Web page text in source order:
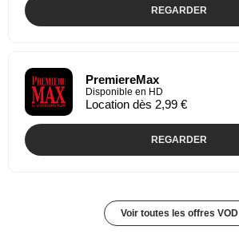
REGARDER
PremiereMax
Disponible en HD
Location dès 2,99 €
REGARDER
Voir toutes les offres VOD